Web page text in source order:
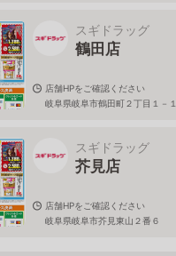
スギドラッグ
鶴田店
店舗HPをご確認ください
岐阜県岐阜市鶴田町２丁目１－１
スギドラッグ
芥見店
店舗HPをご確認ください
岐阜県岐阜市芥見東山２番６